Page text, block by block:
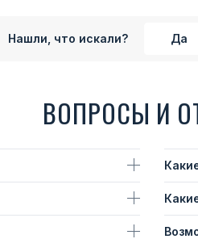
Нашли, что искали? Да
ВОПРОСЫ И